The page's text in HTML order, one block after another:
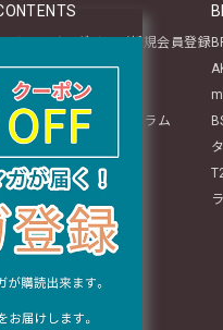
マイページログイン／新規会員登録
ビュー投稿のご案内
アイテムに関するコラム